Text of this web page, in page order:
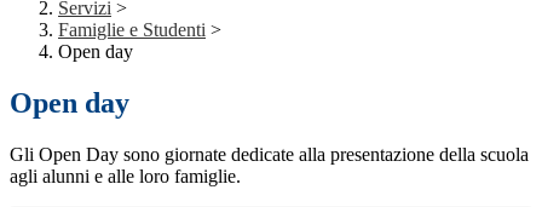
Servizi >
Famiglie e Studenti >
Open day
Open day
Gli Open Day sono giornate dedicate alla presentazione della scuola
agli alunni e alle loro famiglie.